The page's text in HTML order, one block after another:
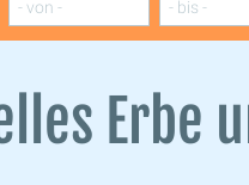
Erbe